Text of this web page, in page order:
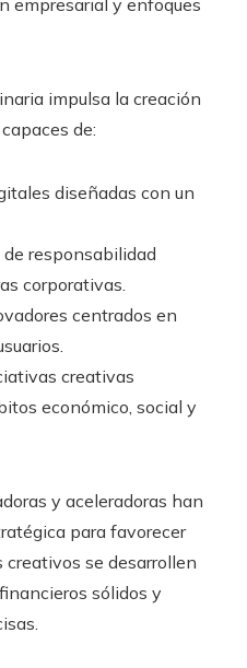
impulsa la creación
de:
diseñadas con un
responsabilidad
corporativas.
centrados en
creativas
económico, social y
y aceleradoras han
para favorecer
se desarrollen
sólidos y